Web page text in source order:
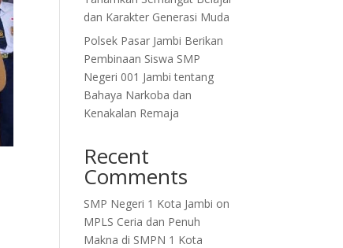
dan Karakter Generasi Muda
Polsek Pasar Jambi Berikan
Pembinaan Siswa SMP
Negeri 001 Jambi tentang
Bahaya Narkoba dan
Kenakalan Remaja
Recent
Comments
SMP Negeri 1 Kota Jambi on
MPLS Ceria dan Penuh
Makna di SMPN 1 Kota